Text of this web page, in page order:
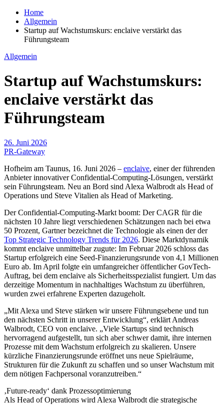
Home
Allgemein
Startup auf Wachstumskurs: enclaive verstärkt das
Führungsteam
Allgemein
Startup auf Wachstumskurs:
enclaive verstärkt das
Führungsteam
26. Juni 2026
PR-Gateway
Hofheim am Taunus, 16. Juni 2026 – enclaive, einer der führenden
Anbieter innovativer Confidential-Computing-Lösungen, verstärkt
sein Führungsteam. Neu an Bord sind Alexa Walbrodt als Head of
Operations und Steve Vitalien als Head of Marketing.
Der Confidential-Computing-Markt boomt: Der CAGR für die
nächsten 10 Jahre liegt verschiedenen Schätzungen nach bei etwa
50 Prozent, Gartner bezeichnet die Technologie als einen der der
Top Strategic Technology Trends für 2026. Diese Marktdynamik
kommt enclaive unmittelbar zugute: Im Februar 2026 schloss das
Startup erfolgreich eine Seed-Finanzierungsrunde von 4,1 Millionen
Euro ab. Im April folgte ein umfangreicher öffentlicher GovTech-
Auftrag, bei dem enclaive als Sicherheitsspezialist fungiert. Um das
derzeitige Momentum in nachhaltiges Wachstum zu überführen,
wurden zwei erfahrene Experten dazugeholt.
„Mit Alexa und Steve stärken wir unsere Führungsebene und tun
den nächsten Schritt in unserer Entwicklung“, erklärt Andreas
Walbrodt, CEO von enclaive. „Viele Startups sind technisch
hervorragend aufgestellt, tun sich aber schwer damit, ihre internen
Prozesse mit dem Wachstum erfolgreich zu skalieren. Unsere
kürzliche Finanzierungsrunde eröffnet uns neue Spielräume,
Strukturen für die Zukunft zu schaffen und so unser Wachstum mit
dem nötigen Fachpersonal voranzutreiben.“
‚Future-ready‘ dank Prozessoptimierung
Als Head of Operations wird Alexa Walbrodt die strategische